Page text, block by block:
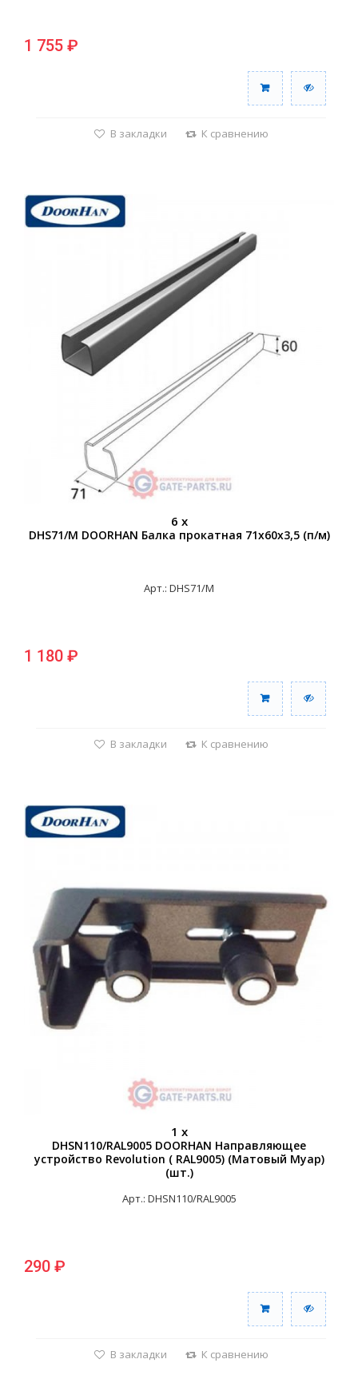
1 755 ₽
В закладки К сравнению
6 x
DHS71/M DOORHAN Балка прокатная 71х60х3,5 (п/м)
Арт.: DHS71/M
1 180 ₽
В закладки К сравнению
1 x
DHSN110/RAL9005 DOORHAN Направляющее
устройство Revolution ( RAL9005) (Матовый Муар)
(шт.)
Арт.: DHSN110/RAL9005
290 ₽
В закладки К сравнению